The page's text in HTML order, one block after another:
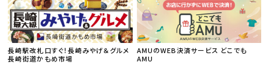
長崎駅改札口すぐ！長崎みやげ＆グルメ
長崎街道かもめ市場
AMUのWEB決済サービス どこでも
AMU